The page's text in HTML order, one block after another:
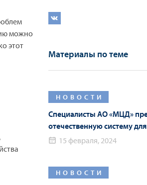
можно
этот
Материалы по теме
НОВОСТИ
Специалисты АО «МЦД»
отечественную систему
материалов
15 февраля, 2024
НОВОСТИ